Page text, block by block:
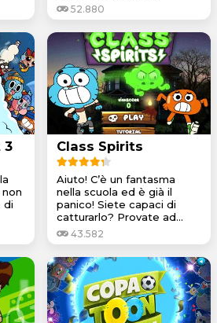
52.880
3
di
Class Spirits
Aiuto! C’è un fantasma
nella scuola ed è già il
panico! Siete capaci di
catturarlo? Provate ad...
43.582